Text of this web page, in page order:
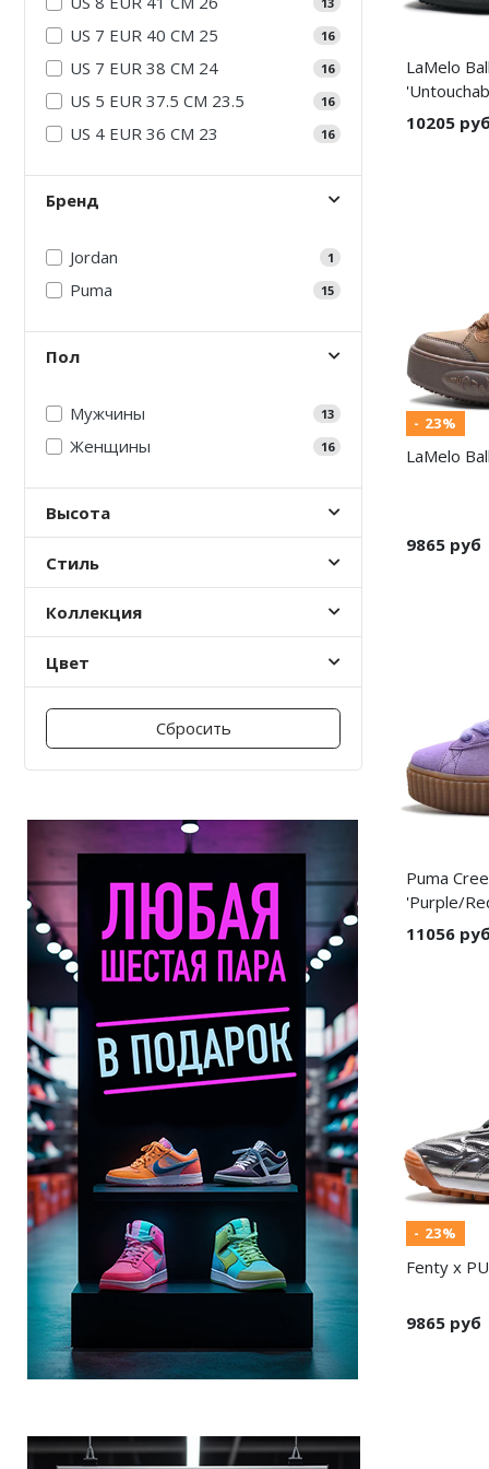
US 7 EUR 40 CM 25 16
US 7 EUR 38 CM 24 16
US 5 EUR 37.5 CM 23.5 16
US 4 EUR 36 CM 23 16
Бренд
Jordan 1
Puma 15
Пол
Мужчины 13
Женщины 16
Высота
Стиль
Коллекция
Цвет
Сбросить
LaMelo
10205 руб
- 23%
LaMelo
9865 руб
Puma
'Purple/
11056 руб
- 23%
Fenty x
9865 руб
Air Jordan 5
Air Jordan 6
Air Jordan 7
Air Jordan 11
Air Jordan 12
Air Jordan 13
Air Jordan 14
Air Jordan 23
Nike Air Deldon
Nike Sabrina
Nike A’ja
Nike GT
Nike Ja
Nike Book
Nike LeBron
Nike Freak
Nike KD
Nike PG
Nike Uptempo
Nike Foamposite